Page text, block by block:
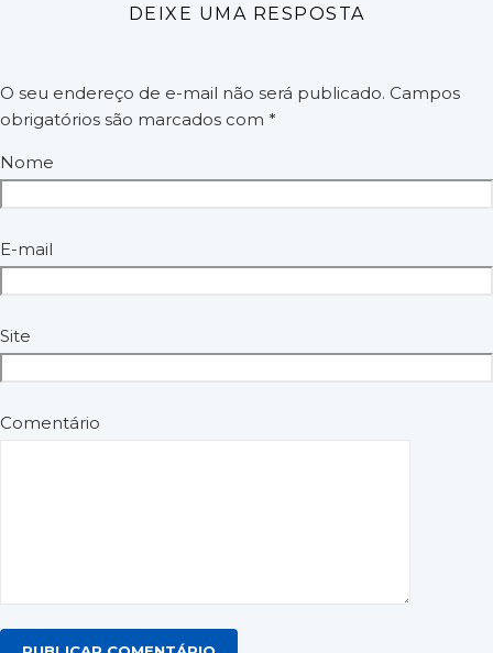
DEIXE UMA RESPOSTA
O seu endereço de e-mail não será publicado. Campos
obrigatórios são marcados com *
Nome
E-mail
Site
Comentário